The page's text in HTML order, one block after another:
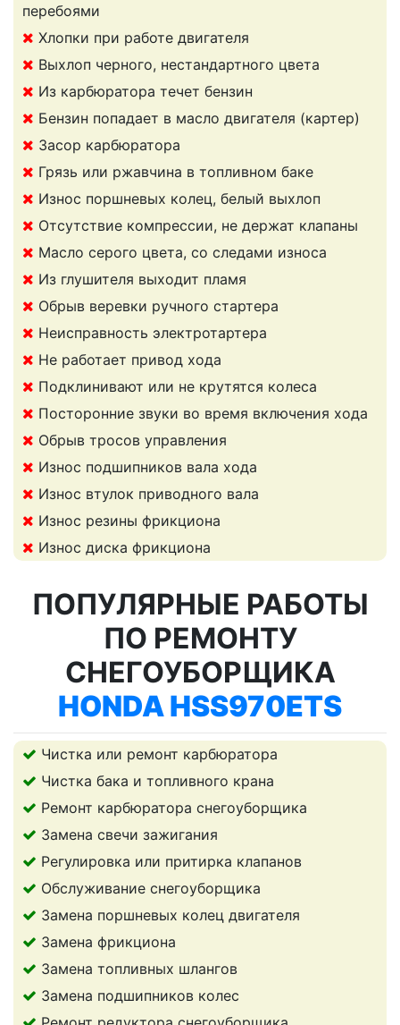
перебоями
Хлопки при работе двигателя
Выхлоп черного, нестандартного цвета
Из карбюратора течет бензин
Бензин попадает в масло двигателя (картер)
Засор карбюратора
Грязь или ржавчина в топливном баке
Износ поршневых колец, белый выхлоп
Отсутствие компрессии, не держат клапаны
Масло серого цвета, со следами износа
Из глушителя выходит пламя
Обрыв веревки ручного стартера
Неисправность электротартера
Не работает привод хода
Подклинивают или не крутятся колеса
Посторонние звуки во время включения хода
Обрыв тросов управления
Износ подшипников вала хода
Износ втулок приводного вала
Износ резины фрикциона
Износ диска фрикциона
ПОПУЛЯРНЫЕ РАБОТЫ
ПО РЕМОНТУ
СНЕГОУБОРЩИКА
HONDA HSS970ETS
Чистка или ремонт карбюратора
Чистка бака и топливного крана
Ремонт карбюратора снегоуборщика
Замена свечи зажигания
Регулировка или притирка клапанов
Обслуживание снегоуборщика
Замена поршневых колец двигателя
Замена фрикциона
Замена топливных шлангов
Замена подшипников колес